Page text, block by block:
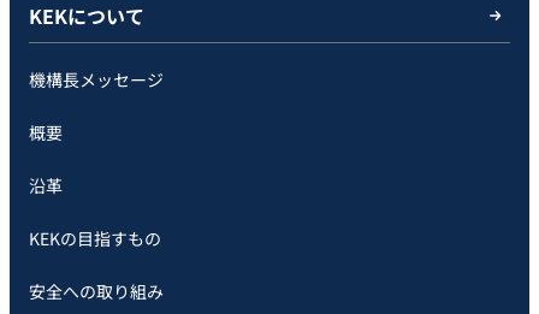
KEKについて
機構長メッセージ
概要
沿革
KEKの目指すもの
安全への取り組み